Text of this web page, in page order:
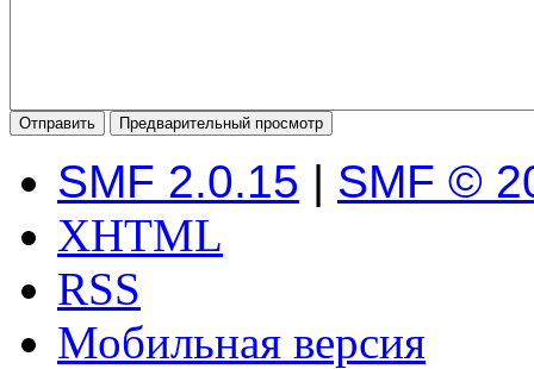
SMF 2.0.15 | SMF ©
XHTML
RSS
Мобильная версия